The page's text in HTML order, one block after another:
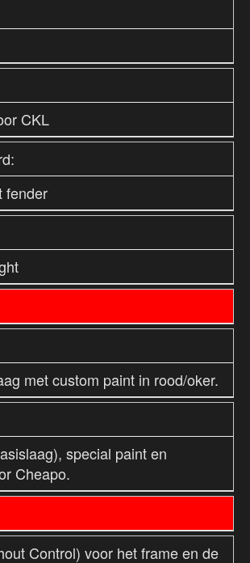
CKL
fender
met custom paint in rood/oker.
special paint en
Cheapo.
Control) voor het frame en de